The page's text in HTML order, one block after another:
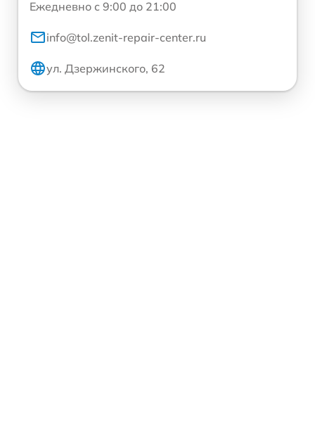
Ежедневно с 9:00 до 21:00
info@tol.zenit-repair-center.ru
ул. Дзержинского, 62